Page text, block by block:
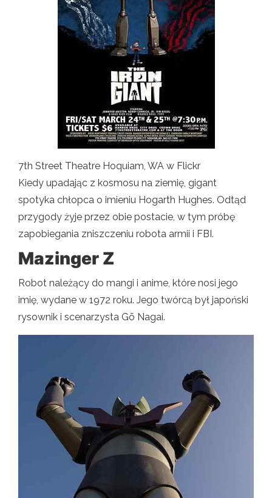
7th Street Theatre Hoquiam, WA w Flickr
Kiedy upadając z kosmosu na ziemię, gigant
spotyka chłopca o imieniu Hogarth Hughes. Odtąd
przygody żyje przez obie postacie, w tym próbę
zapobiegania zniszczeniu robota armii i FBI.
Mazinger Z
Robot należący do mangi i anime, które nosi jego
imię, wydane w 1972 roku. Jego twórcą był japoński
rysownik i scenarzysta Gō Nagai.